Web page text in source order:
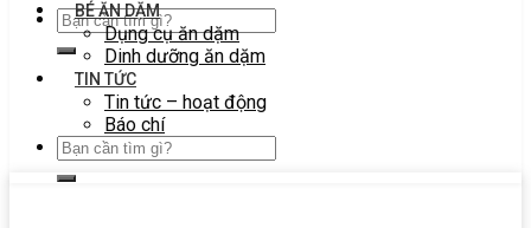
BÉ ĂN DẶM
Dụng cụ ăn dặm
Dinh dưỡng ăn dặm
TIN TỨC
Tin tức – hoạt động
Báo chí